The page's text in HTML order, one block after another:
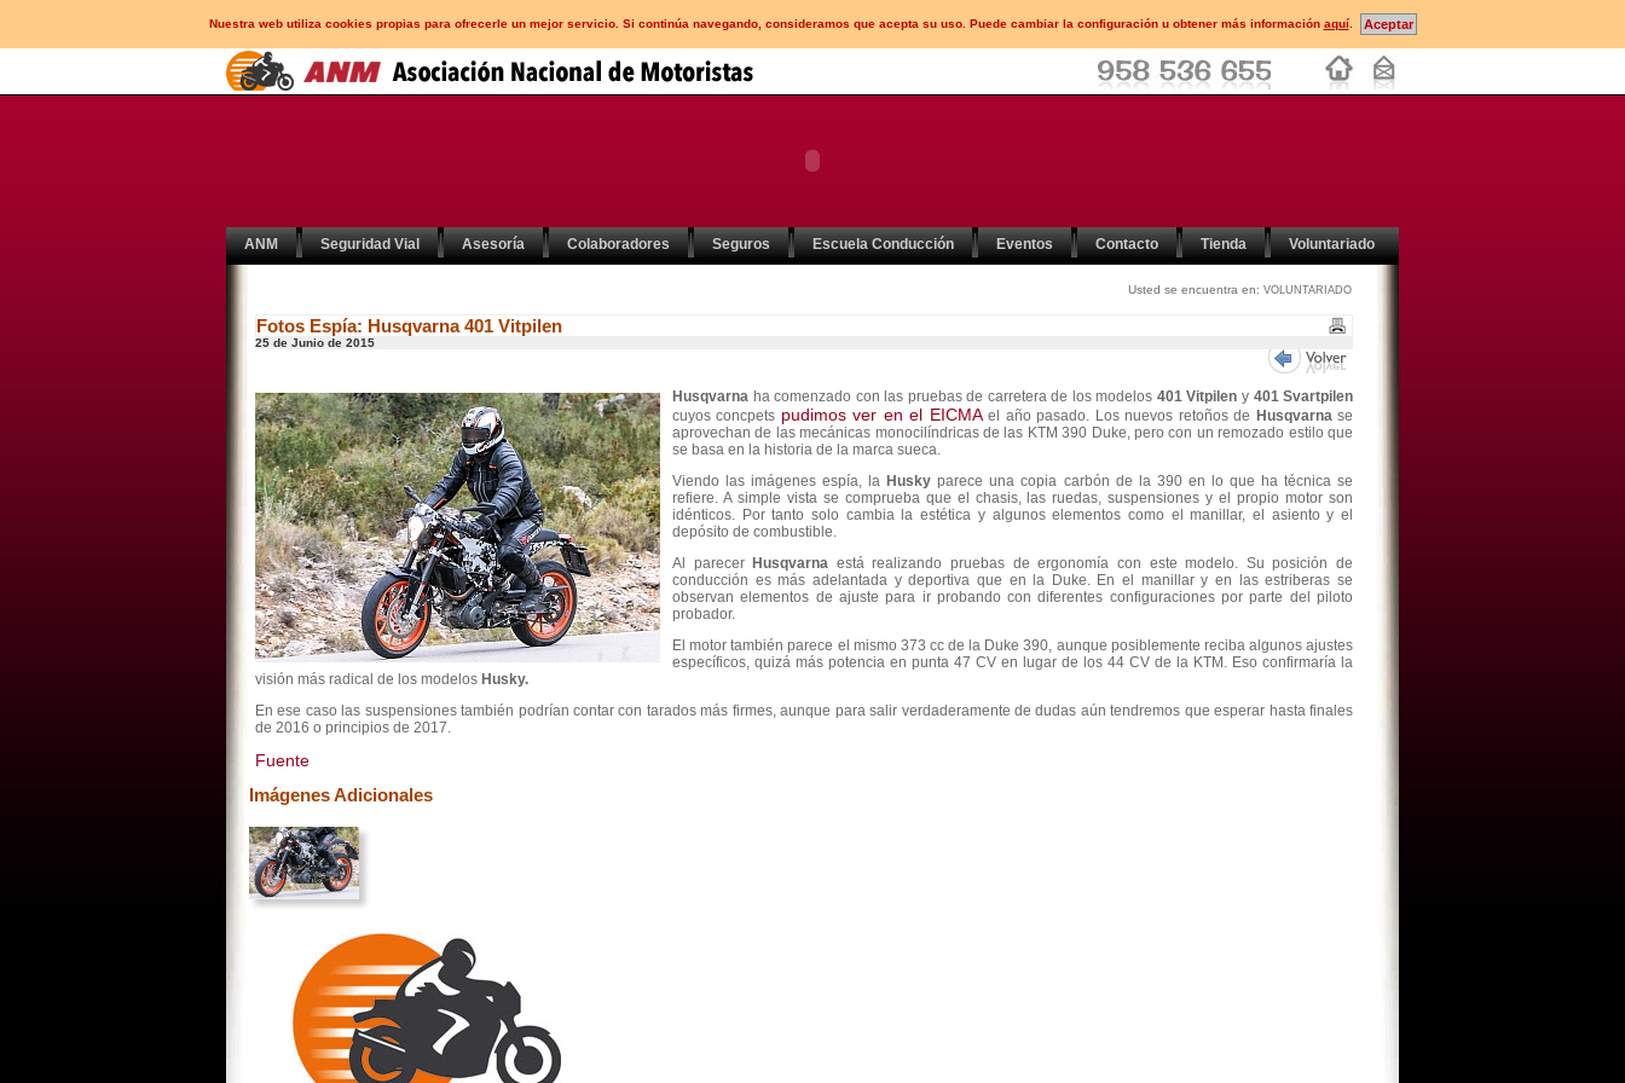
Nuestra web utiliza cookies propias para ofrecerle un mejor servicio. Si continúa navegando, consideramos que acepta su uso. Puede cambiar la configuración u obtener más información aquí.
ANM Seguridad Vial Asesoría Colaboradores Seguros Escuela Conducción Eventos Contacto Tienda Voluntariado
Usted se encuentra en: VOLUNTARIADO
Fotos Espía: Husqvarna 401 Vitpilen
25 de Junio de 2015
Husqvarna ha comenzado con las pruebas de carretera de los modelos 401 Vitpilen y 401 Svartpilen
cuyos concpets pudimos ver en el EICMAel año pasado. Los nuevos retoños de Husqvarnase
aprovechan de las mecánicas monocilíndricas de las KTM 390 Duke, pero con un remozado estilo que
se basa en la historia de la marca sueca.
Viendo las imágenes espía, la Husky parece una copia carbón de la 390 en lo que ha técnica se
refiere. A simple vista se comprueba que el chasis, las ruedas, suspensiones y el propio motor son
idénticos. Por tanto solo cambia la estética y algunos elementos como el manillar, el asiento y el
depósito de combustible.
Al parecer Husqvarna está realizando pruebas de ergonomía con este modelo. Su posición de
conducción es más adelantada y deportiva que en la Duke. En el manillar y en las estriberas se
observan elementos de ajuste para ir probando con diferentes configuraciones por parte del piloto
probador.
El motor también parece el mismo 373 cc de la Duke 390, aunque posiblemente reciba algunos ajustes
específicos, quizá más potencia en punta 47 CV en lugar de los 44 CV de la KTM. Eso confirmaría la
visión más radical de los modelos Husky.
En ese caso las suspensiones también podrían contar con tarados más firmes, aunque para salir verdaderamente de dudas aún tendremos que esperar hasta finales
de 2016 o principios de 2017.
Fuente
Imágenes Adicionales